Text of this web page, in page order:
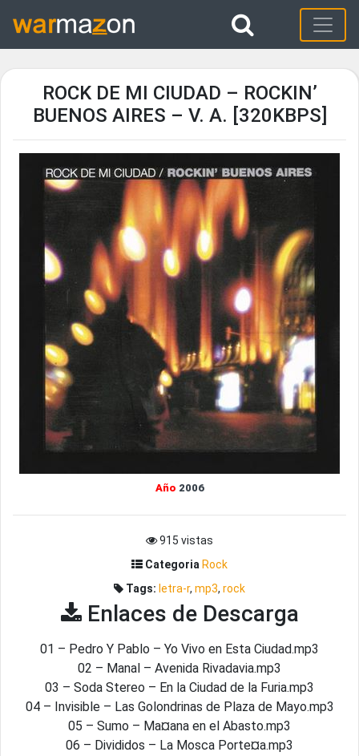
ROCK DE MI CIUDAD – ROCKIN’
BUENOS AIRES – V. A. [320KBPS]
Año 2006
915 vistas
Categoria Rock
Tags: letra-r, mp3, rock
Enlaces de Descarga
01 – Pedro Y Pablo – Yo Vivo en Esta Ciudad.mp3
02 – Manal – Avenida Rivadavia.mp3
03 – Soda Stereo – En la Ciudad de la Furia.mp3
04 – Invisible – Las Golondrinas de Plaza de Mayo.mp3
05 – Sumo – Ma¤ana en el Abasto.mp3
06 – Divididos – La Mosca Porte¤a.mp3